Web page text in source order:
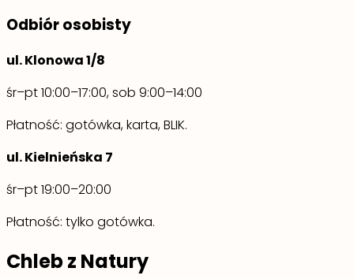
Odbiór osobisty
ul. Klonowa 1/8
śr–pt 10:00–17:00, sob 9:00–14:00
Płatność: gotówka, karta, BLIK.
ul. Kielnieńska 7
śr–pt 19:00–20:00
Płatność: tylko gotówka.
Chleb z Natury